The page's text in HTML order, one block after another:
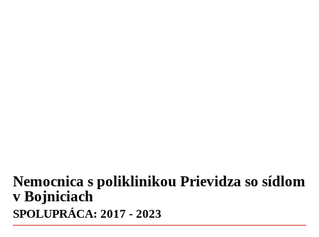
Nemocnica s poliklinikou Prievidza so sídlom
v Bojniciach
SPOLUPRÁCA: 2017 - 2023